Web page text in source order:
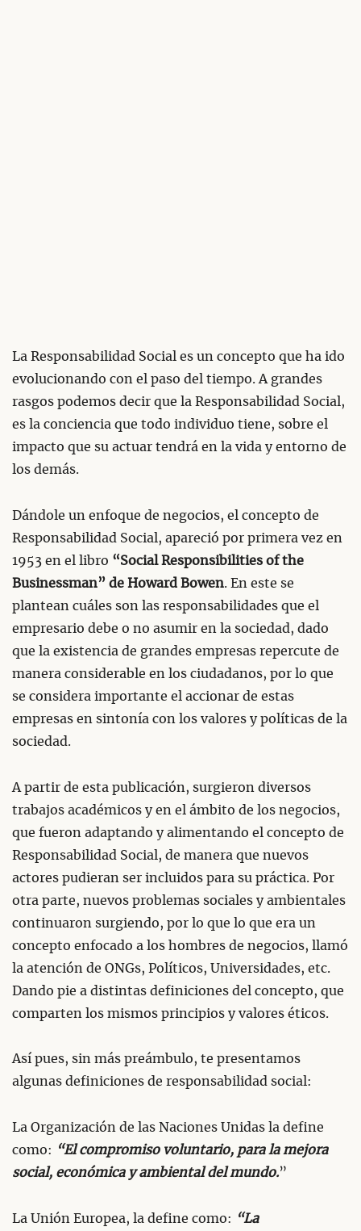
La Responsabilidad Social es un concepto que ha ido
evolucionando con el paso del tiempo. A grandes
rasgos podemos decir que la Responsabilidad Social,
es la conciencia que todo individuo tiene, sobre el
impacto que su actuar tendrá en la vida y entorno de
los demás.
Dándole un enfoque de negocios, el concepto de
Responsabilidad Social, apareció por primera vez en
1953 en el libro “Social Responsibilities of the
Businessman” de Howard Bowen. En este se
plantean cuáles son las responsabilidades que el
empresario debe o no asumir en la sociedad, dado
que la existencia de grandes empresas repercute de
manera considerable en los ciudadanos, por lo que
se considera importante el accionar de estas
empresas en sintonía con los valores y políticas de la
sociedad.
A partir de esta publicación, surgieron diversos
trabajos académicos y en el ámbito de los negocios,
que fueron adaptando y alimentando el concepto de
Responsabilidad Social, de manera que nuevos
actores pudieran ser incluidos para su práctica. Por
otra parte, nuevos problemas sociales y ambientales
continuaron surgiendo, por lo que lo que era un
concepto enfocado a los hombres de negocios, llamó
la atención de ONGs, Políticos, Universidades, etc.
Dando pie a distintas definiciones del concepto, que
comparten los mismos principios y valores éticos.
Así pues, sin más preámbulo, te presentamos
algunas definiciones de responsabilidad social:
La Organización de las Naciones Unidas la define
como:
“El compromiso voluntario, para la mejora
social, económica y ambiental del mundo.”
La Unión Europea, la define como: “La